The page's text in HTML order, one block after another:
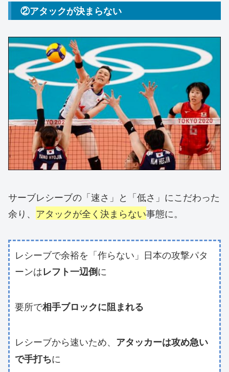
②アタックが決まらない
サーブレシーブの「速さ」と「低さ」にこだわった
余り、 アタックが全く決まらない事態に。
レシーブで余裕を「作らない」日本の攻撃パタ
ーンはレフト一辺倒に
要所で相手ブロックに阻まれる
レシーブから速いため、 アタッカーは攻め急い
で手打ちに